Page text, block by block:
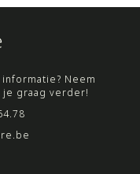
Neem
graag verder!